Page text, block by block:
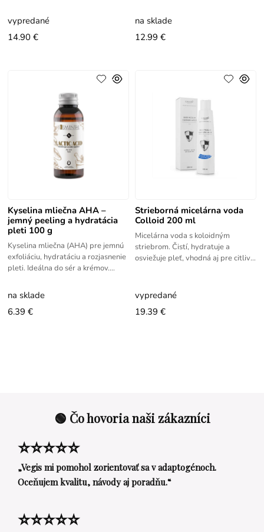
Bamboo Penta-Hyal upokojujúce
tonikum
vypredané
14.90 €
na sklade
12.99 €
Kyselina mliečna AHA –
jemný peeling a hydratácia
pleti 100 g
Kyselina mliečna (AHA) pre jemnú
exfoliáciu, hydratáciu a rozjasnenie
pleti. Ideálna do sér a krémov.
prirodzene vyskytuje v
na sklade
6.39 €
Strieborná micelárna voda
Colloid 200 ml
Micelárna voda s koloidným
striebrom. Čistí, hydratuje a
osviežuje pleť, vhodná aj pre citlivú
vypredané
19.39 €
🟢 Čo hovoria naši zákazníci
⭐⭐⭐⭐⭐
„Vegis mi pomohol zorientovať sa v adaptogénoch.
Oceňujem kvalitu, návody aj poradňu.“
⭐⭐⭐⭐⭐